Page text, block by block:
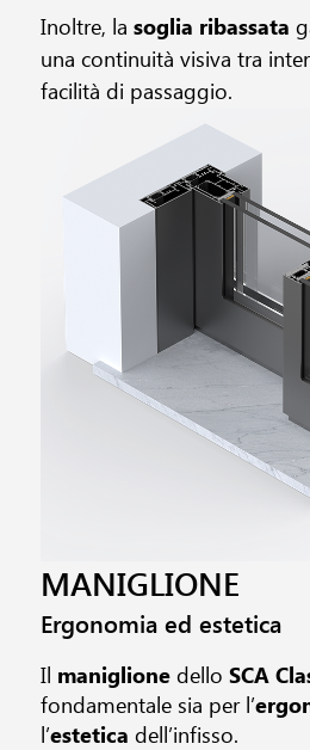
Inoltre, la soglia ribassata
una continuità visiva tra
facilità di passaggio.
MANIGLIONE
Ergonomia ed estetica
Il maniglionedello SCA
fondamentale sia per l’
l’estetica dell’infisso.